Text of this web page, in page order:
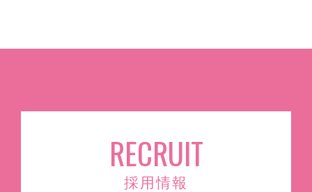
RECRUIT
採用情報